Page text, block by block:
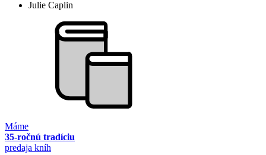
Julie Caplin
Máme
35-ročnú tradíciu
predaja kníh